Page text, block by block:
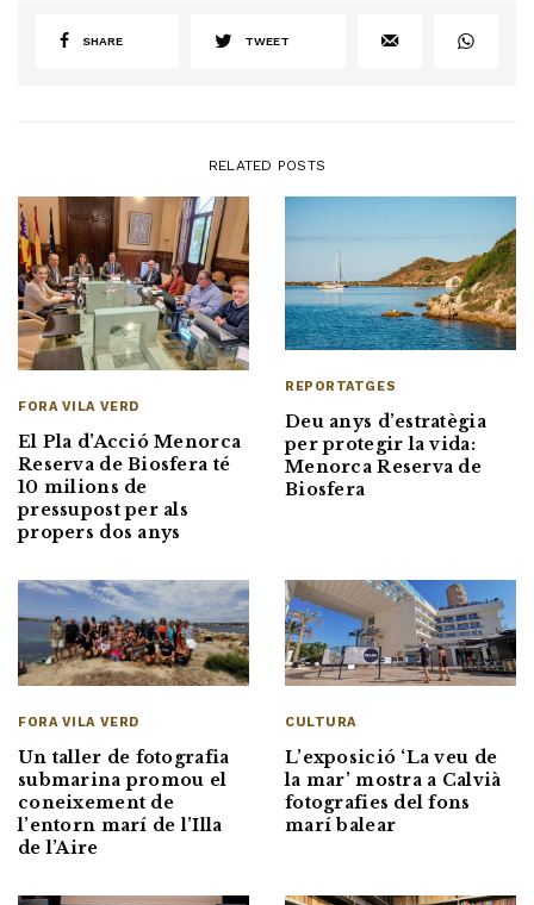
SHARE TWEET
RELATED POSTS
FORA VILA VERD
El Pla d’Acció Menorca
Reserva de Biosfera té
10 milions de
pressupost per als
propers dos anys
REPORTATGES
Deu anys d’estratègia
per protegir la vida:
Menorca Reserva de
Biosfera
FORA VILA VERD
Un taller de fotografia
submarina promou el
coneixement de
l’entorn marí de l’Illa
de l’Aire
CULTURA
L’exposició ‘La veu de
la mar’ mostra a Calvià
fotografies del fons
marí balear